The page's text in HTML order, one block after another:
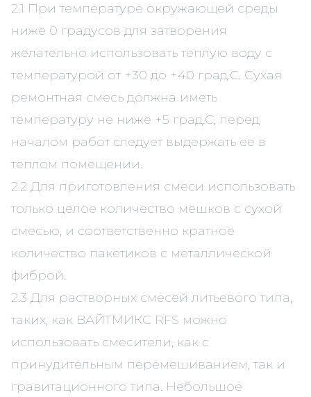
2.1 При температуре окружающей среды
ниже 0 градусов для затворения
желательно использовать теплую воду с
температурой от +30 до +40 град.С. Сухая
ремонтная смесь должна иметь
температуру не ниже +5 град.С, перед
началом работ следует выдержать ее в
теплом помещении.
2.2 Для приготовления смеси использовать
только целое количество мешков с сухой
смесью, и соответственно кратное
количество пакетиков с металлической
фиброй.
2.3 Для растворных смесей литьевого типа,
таких, как ВАЙТМИКС RFS можно
использовать смесители, как с
принудительным перемешиванием, так и
гравитационного типа. Небольшое